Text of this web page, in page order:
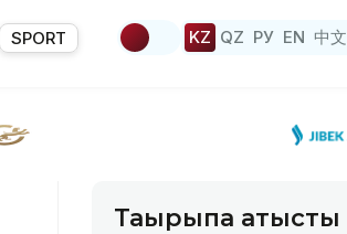
SPORT KZ QZ РУ EN 中文
Тақырыпқа қатысты